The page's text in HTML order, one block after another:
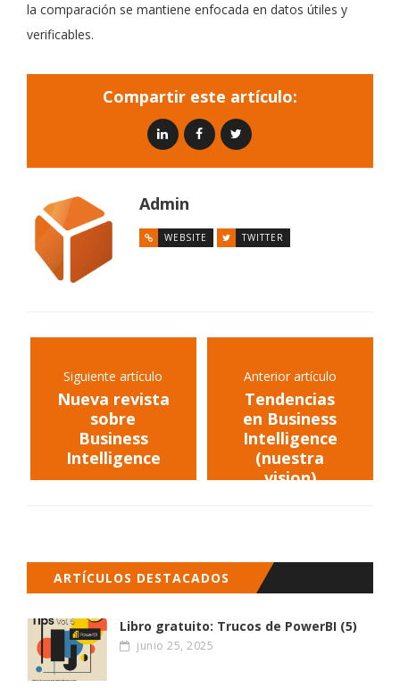
la comparación se mantiene enfocada en datos útiles y
verificables.
Compartir este artículo:
Admin
WEBSITE TWITTER
Siguiente artículo
Nueva revista
sobre
Business
Intelligence
Anterior artículo
Tendencias
en Business
Intelligence
(nuestra
vision)
ARTÍCULOS DESTACADOS
Libro gratuito: Trucos de PowerBI (5)
junio 25, 2025